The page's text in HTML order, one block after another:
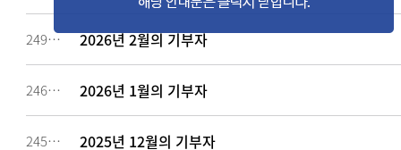
249094 2026년 2월의 기부자
246784 2026년 1월의 기부자
245319 2025년 12월의 기부자